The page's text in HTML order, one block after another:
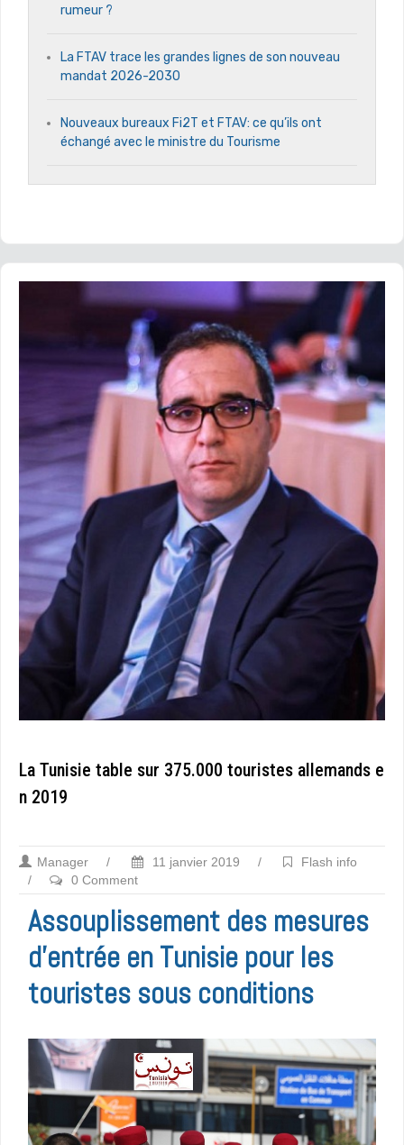
rumeur ?
La FTAV trace les grandes lignes de son nouveau
mandat 2026-2030
Nouveaux bureaux Fi2T et FTAV: ce qu’ils ont
échangé avec le ministre du Tourisme
La Tunisie table sur 375.000 touristes allemands e
n 2019
Manager / 11 janvier 2019 /
Flash info
/
0 Comment
Assouplissement des mesures
d’entrée en Tunisie pour les
touristes sous conditions